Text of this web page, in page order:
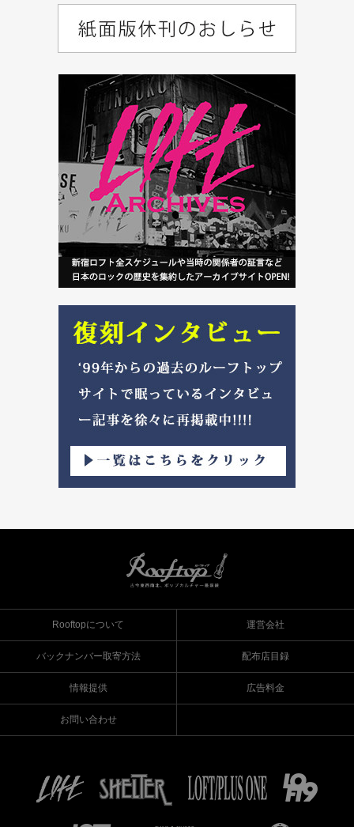
Rooftopについて 運営会社
バックナンバー取寄方法 配布店目録
情報提供 広告料金
お問い合わせ